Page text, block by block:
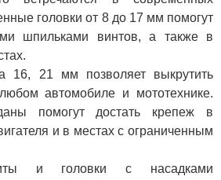
головки от 8 до 17 мм помогут
шпильками винтов, а также в
16, 21 мм позволяет выкрутить
автомобиле и мототехнике.
помогут достать крепеж в
и в местах с ограниченным
и головки с насадками